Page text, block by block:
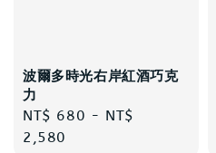
波爾多時光右岸紅酒巧克
力
Regular
price
NT$ 680 - NT$
2,580